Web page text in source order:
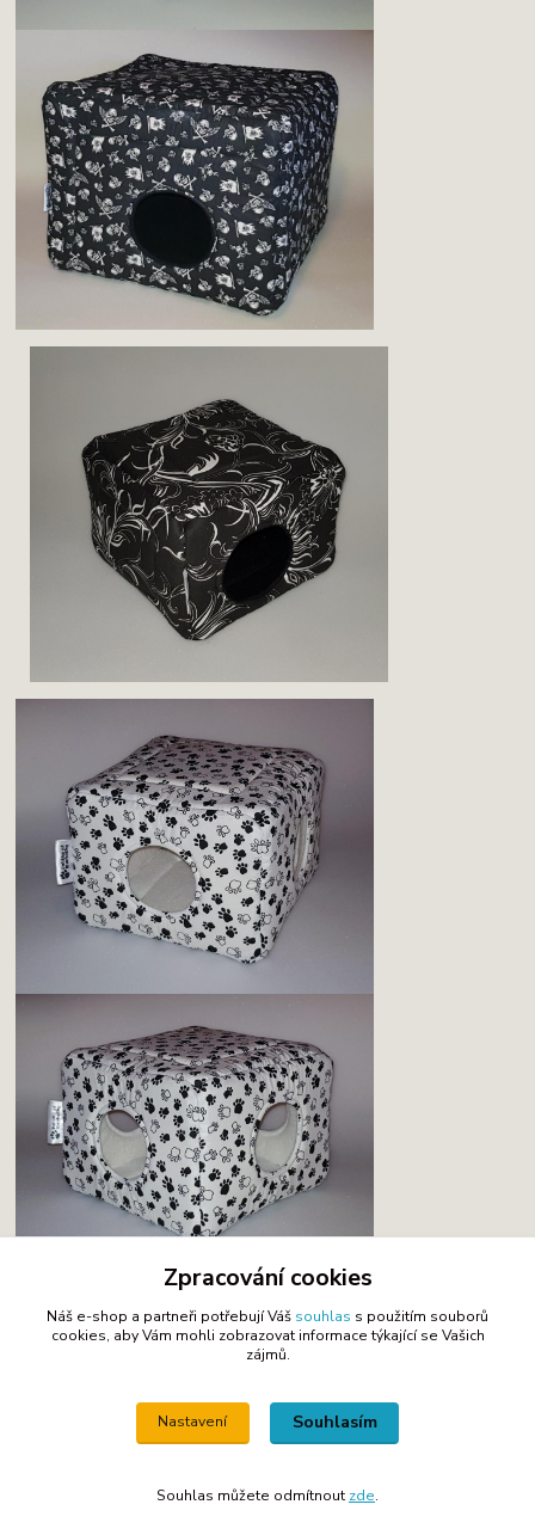
Zboží zařazeno v kategoriích
Zpracování cookies
Náš e-shop a partneři potřebují Váš souhlas s použitím souborů
cookies, aby Vám mohli zobrazovat informace týkající se Vašich
zájmů.
Nastavení Souhlasím
Souhlas můžete odmítnout zde.